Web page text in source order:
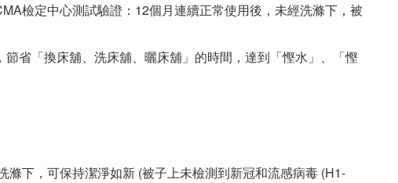
檢定中心測試驗證： 12個月連續正常使用後，未經洗滌下，被
省「換床舖、洗床舖、曬床舖」的時間，達到「慳水」、「慳
滌下，可保持潔淨如新 (被子上未檢測到新冠和流感病毒 (H1-